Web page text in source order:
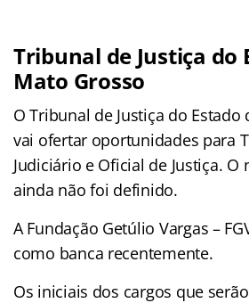
Tribunal de Justiça do
Mato Grosso
O Tribunal de Justiça do Estado
vai ofertar oportunidades para
Judiciário e Oficial de Justiça. O
ainda não foi definido.
A Fundação Getúlio Vargas –
como banca recentemente.
Os iniciais dos cargos que